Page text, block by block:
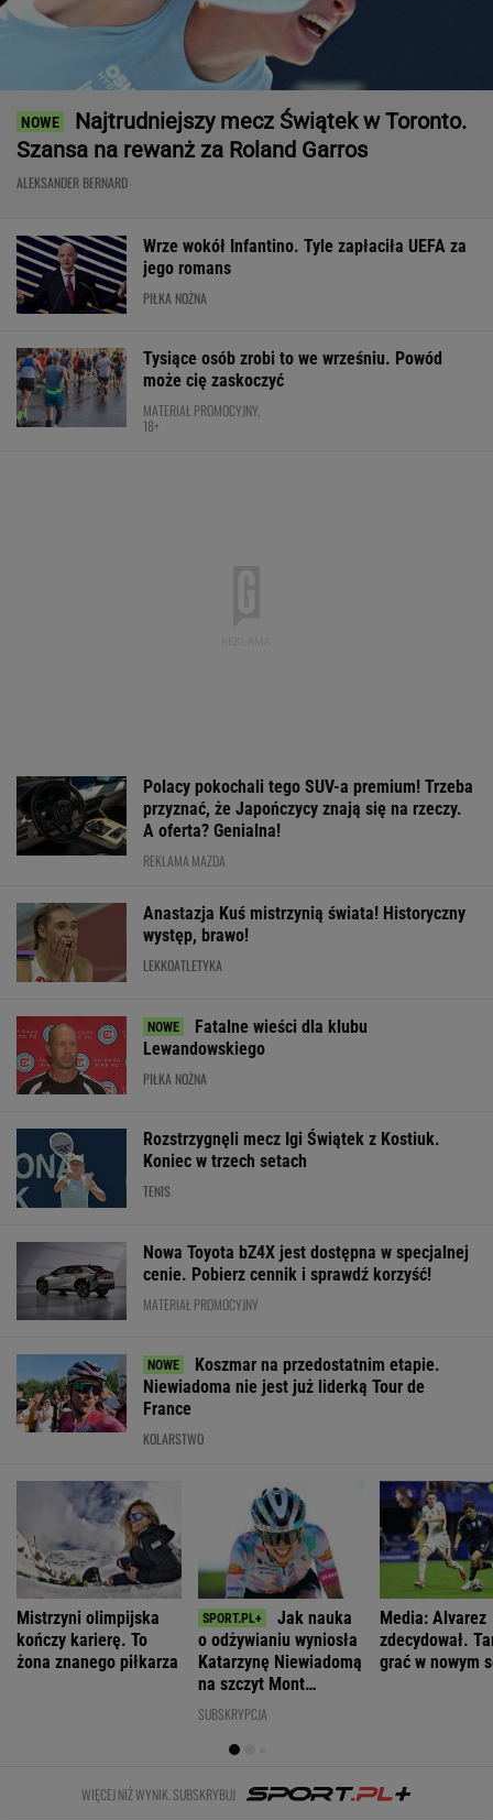
Najtrudniejszy mecz Świątek w Toronto.
Szansa na rewanż za Roland Garros
ALEKSANDER BERNARD
Wrze wokół Infantino. Tyle zapłaciła UEFA za
jego romans
PIŁKA NOŻNA
Tysiące osób zrobi to we wrześniu. Powód
może cię zaskoczyć
MATERIAŁ PROMOCYJNY,
18+
Polacy pokochali tego SUV-a premium! Trzeba
przyznać, że Japończycy znają się na rzeczy.
A oferta? Genialna!
REKLAMA MAZDA
Anastazja Kuś mistrzynią świata! Historyczny
występ, brawo!
LEKKOATLETYKA
Fatalne wieści dla klubu
Lewandowskiego
PIŁKA NOŻNA
Rozstrzygnęli mecz Igi Świątek z Kostiuk.
Koniec w trzech setach
TENIS
Nowa Toyota bZ4X jest dostępna w specjalnej
cenie. Pobierz cennik i sprawdź korzyść!
MATERIAŁ PROMOCYJNY
Koszmar na przedostatnim etapie.
Niewiadoma nie jest już liderką Tour de
France
KOLARSTWO
Mistrzyni olimpijska
kończy karierę. To
żona znanego piłkarza
Jak nauka
o odżywianiu wyniosła
Katarzynę Niewiadomą
na szczyt Mont
Ventoux
SUBSKRYPCJA
Media: Alvarez
zdecydował.
grać w nowym
WIĘCEJ NIŻ WYNIK. SUBSKRYBUJ